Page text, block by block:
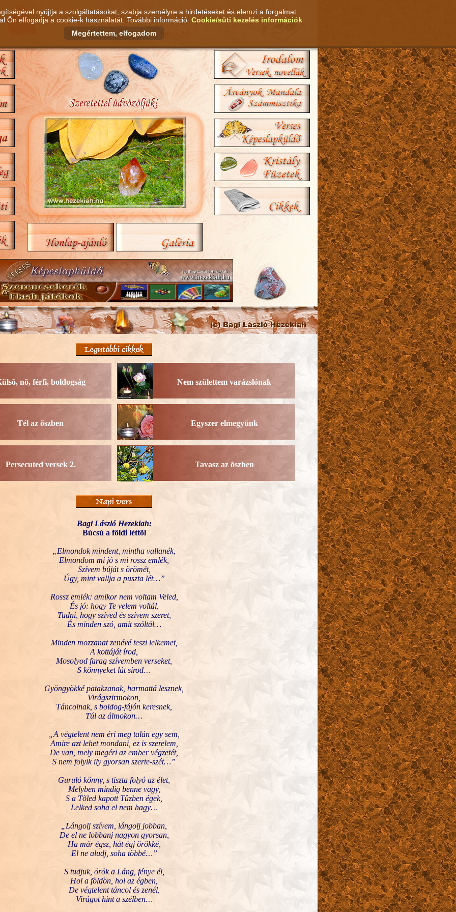
nõ, férfi, boldogság Nem születtem varázslónak
Tél az õszben Egyszer elmegyünk
Persecuted versek 2. Tavasz az õszben
Bagi László Hezekiah:
Búcsú a földi léttõl
„Elmondok mindent, mintha vallanék,
Elmondom mi jó s mi rossz emlék,
Szívem búját s örömét,
Úgy, mint vallja a puszta lét…”
Rossz emlék: amikor nem voltam Veled,
És jó: hogy Te velem voltál,
Tudni, hogy szíved és szívem szeret,
És minden szó, amit szóltál…
Minden mozzanat zenévé teszi lelkemet,
A kottáját írod,
Mosolyod farag szívemben verseket,
S könnyeket lát sírod…
Gyöngyökké patakzanak, harmattá lesznek,
Virágszirmokon,
Táncolnak, s boldog-fájón keresnek,
Túl az álmokon…
„A végtelent nem éri meg talán egy sem,
Amire azt lehet mondani, ez is szerelem,
De van, mely megéri az ember végzetét,
S nem folyik ily gyorsan szerte-szét…”
Guruló könny, s tiszta folyó az élet,
Melyben mindig benne vagy,
S a Tõled kapott Tûzben égek,
Lelked soha el nem hagy…
„Lángolj szívem, lángolj jobban,
De el ne lobbanj nagyon gyorsan,
Ha már égsz, hát égj örökké,
El ne aludj, soha többé…”
S tudjuk, örök a Láng, fénye él,
Hol a földön, hol az égben,
De végtelent táncol és zenél,
Virágot hint a szélben…
nyújtja a szolgáltatásokat, szabja személyre a hirdetéseket és elemzi a forgalmat.
Ön elfogadja a cookie-k használatát. További információ: Cookie/süti kezelés információk